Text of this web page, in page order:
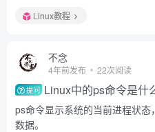
Linux教程
不念
4年前发布 22次阅读
提问 Linux中的ps命令是什
ps命令显示系统的当前进程状
数据。